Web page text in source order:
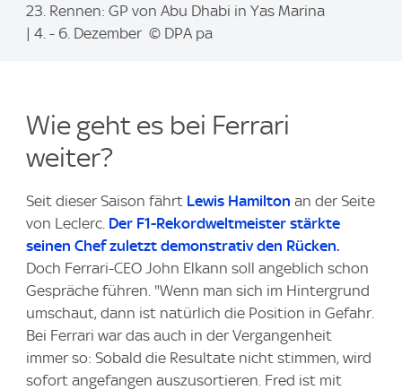
m
23. Rennen: GP von Abu Dhabi in Yas Marina
| 4. - 6. Dezember © DPA pa
Wie geht es bei Ferrari
weiter?
Seit dieser Saison fährt Lewis Hamilton an der Seite
von Leclerc. Der F1-Rekordweltmeister stärkte
seinen Chef zuletzt demonstrativ den Rücken.
Doch Ferrari-CEO John Elkann soll angeblich schon
Gespräche führen. "Wenn man sich im Hintergrund
umschaut, dann ist natürlich die Position in Gefahr.
Bei Ferrari war das auch in der Vergangenheit
immer so: Sobald die Resultate nicht stimmen, wird
sofort angefangen auszusortieren. Fred ist mit